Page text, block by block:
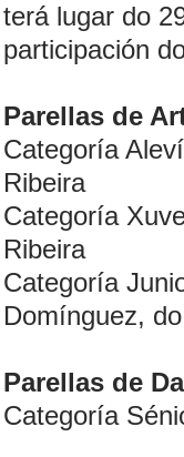
terá lugar do
participación
Parellas de
Categoría
Ribeira
Categoría
Ribeira
Categoría
Domínguez,
Parellas de
Categoría